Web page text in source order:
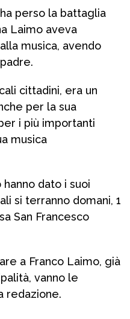
perso la battaglia
Laimo aveva
musica, avendo
cittadini, era un
per la sua
i più importanti
musica
hanno dato i suoi
si terranno domani, 1
San Francesco
a Franco Laimo, già
vanno le
redazione.